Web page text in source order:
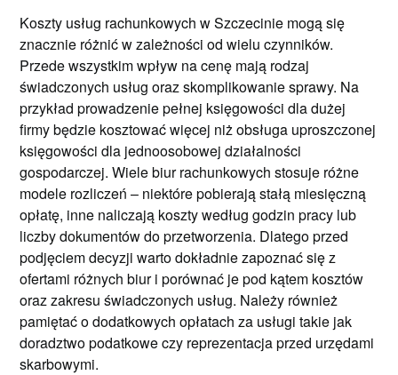
Koszty usług rachunkowych w Szczecinie mogą się
znacznie różnić w zależności od wielu czynników.
Przede wszystkim wpływ na cenę mają rodzaj
świadczonych usług oraz skomplikowanie sprawy. Na
przykład prowadzenie pełnej księgowości dla dużej
firmy będzie kosztować więcej niż obsługa uproszczonej
księgowości dla jednoosobowej działalności
gospodarczej. Wiele biur rachunkowych stosuje różne
modele rozliczeń – niektóre pobierają stałą miesięczną
opłatę, inne naliczają koszty według godzin pracy lub
liczby dokumentów do przetworzenia. Dlatego przed
podjęciem decyzji warto dokładnie zapoznać się z
ofertami różnych biur i porównać je pod kątem kosztów
oraz zakresu świadczonych usług. Należy również
pamiętać o dodatkowych opłatach za usługi takie jak
doradztwo podatkowe czy reprezentacja przed urzędami
skarbowymi.